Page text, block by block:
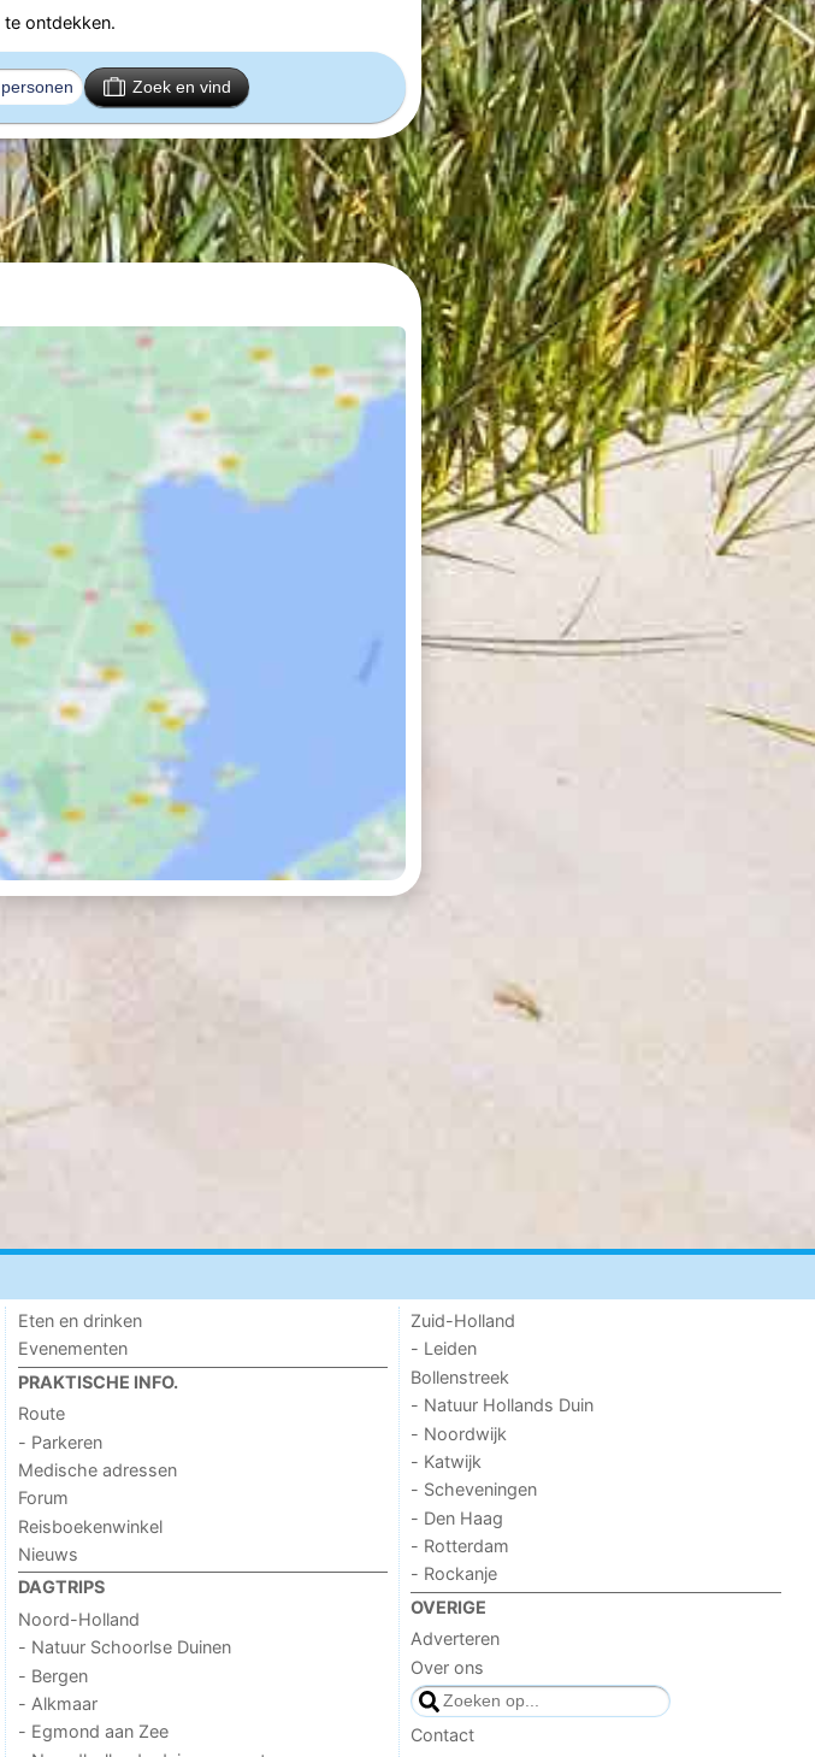
te ontdekken.
Zoek en vind
Eten en drinken
Evenementen
PRAKTISCHE INFO.
Route
- Parkeren
Medische adressen
Forum
Reisboekenwinkel
Nieuws
DAGTRIPS
Noord-Holland
- Natuur Schoorlse Duinen
- Bergen
- Alkmaar
- Egmond aan Zee
Zuid-Holland
- Leiden
Bollenstreek
- Natuur Hollands Duin
- Noordwijk
- Katwijk
- Scheveningen
- Den Haag
- Rotterdam
- Rockanje
OVERIGE
Adverteren
Over ons
Contact